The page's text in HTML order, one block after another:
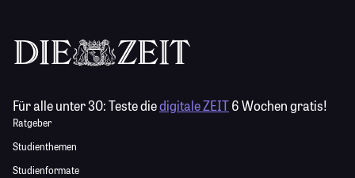
Für alle unter 30:Teste diedigitale ZEIT6 Wochen gratis!
Ratgeber
Studienthemen
Studienformate